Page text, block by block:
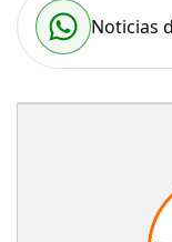
Noticias